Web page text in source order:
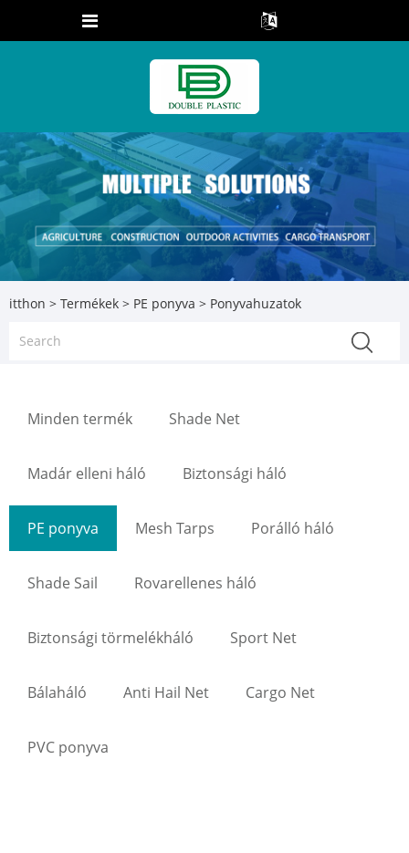
itthon > Termékek > PE ponyva > Ponyvahuzatok
Minden termék Shade Net
Madár elleni háló Biztonsági háló
PE ponyva Mesh Tarps Porálló háló
Shade Sail Rovarellenes háló
Biztonsági törmelékháló Sport Net
Bálaháló Anti Hail Net Cargo Net
PVC ponyva